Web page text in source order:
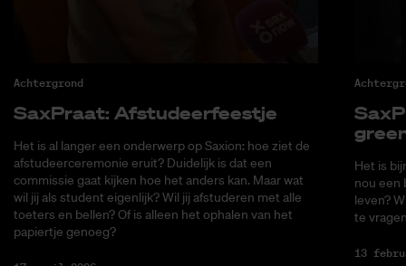
Achtergrond
Sax­Praat: Af­stu­deer­feest­je
Het is al langer een onderwerp op Saxion: hoe ziet de
afstudeerceremonie eruit? Duidelijk is dat een
commissie gaat kijken hoe het anders kan. Maar wat
wil jij als student eigenlijk? Wil jij afstuderen met alle
toeters en bellen? Of is alleen het ophalen van het
papiertje genoeg?
Het is
nou een
leven?
te
13